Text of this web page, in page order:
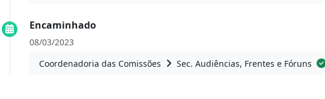
Encaminhado
08/03/2023
Coordenadoria das Comissões
Sec. Audiências, Frentes e Fóruns